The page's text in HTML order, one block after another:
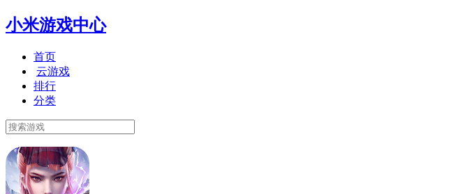
小米游戏中心
首页
云游戏
排行
分类